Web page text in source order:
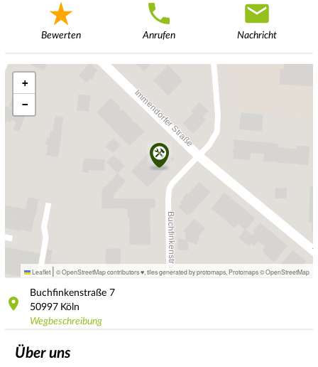
Bewerten Anrufen Nachricht
+
−
Leaflet | © OpenStreetMap contributors ♥, tiles generated by protomaps Protomaps©OpenStreetMap
Buchfinkenstraße 7
50997 Köln
Wegbeschreibung
Über uns